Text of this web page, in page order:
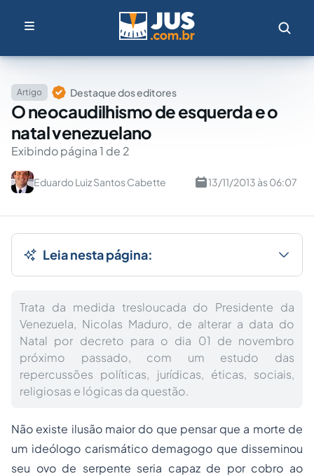
Artigo Destaque dos editores
O neocaudilhismo de esquerda e o
natal venezuelano
Exibindo página 1 de 2
Eduardo Luiz Santos Cabette 13/11/2013 às 06:07
Leia nesta página:
Trata da medida tresloucada do Presidente da
Venezuela, Nicolas Maduro, de alterar a data do
Natal por decreto para o dia 01 de novembro
próximo passado, com um estudo das
repercussões políticas, jurídicas, éticas, sociais,
religiosas e lógicas da questão.
Não existe ilusão maior do que pensar que a morte de
um ideólogo carismático demagogo que disseminou
seu ovo de serpente seria capaz de por cobro ao